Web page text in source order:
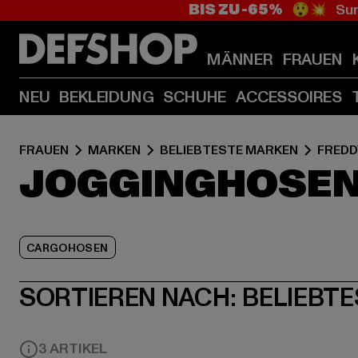
BIS ZU -65% 😲💥
MÄNNER FRAUEN
NEU BEKLEIDUNG SCHUHE ACCESSOIRES
FRAUEN MARKEN BELIEBTESTE MARKEN
CARGOHOSEN
SORTIEREN NACH:
3 ARTIKEL